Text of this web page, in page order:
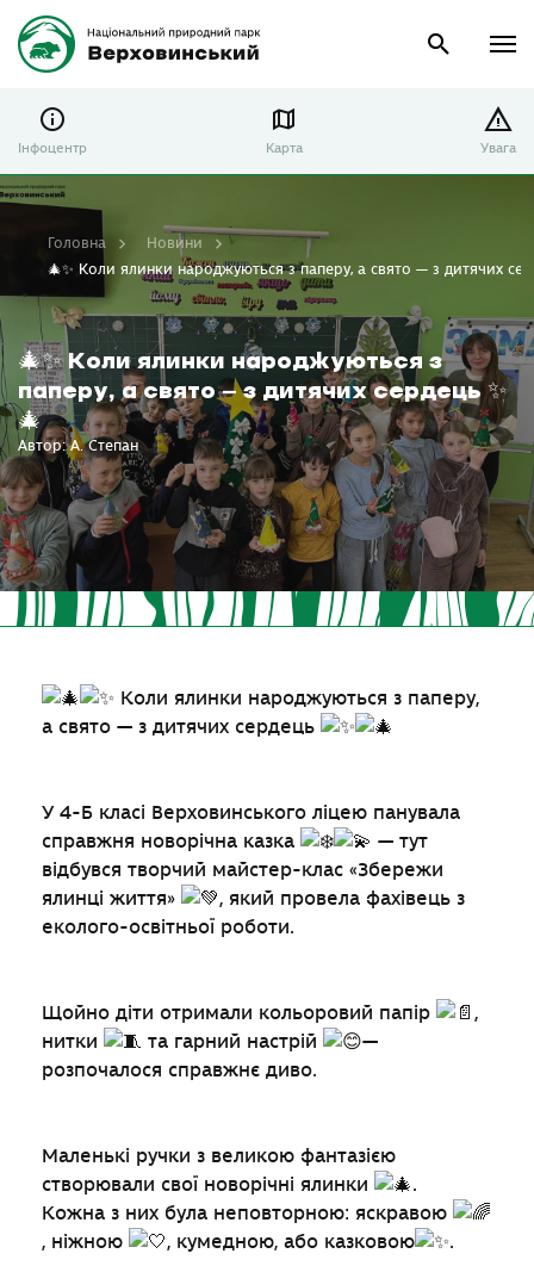
Інфоцентр Карта Увага
🎄✨ Коли ялинки народжуються з
паперу, а свято — з дитячих сердець ✨
🎄
Автор: А. Степан
Головна
Новини
🎄✨ Коли ялинки народжуються з паперу, а свято — з дитячих
Коли ялинки народжуються з паперу,
а свято — з дитячих сердець
У 4-Б класі Верховинського ліцею панувала
справжня новорічна казка
— тут
відбувся творчий майстер-клас «Збережи
ялинці життя»
, який провела фахівець з
еколого-освітньої роботи.
Щойно діти отримали кольоровий папір
,
нитки
та гарний настрій
—
розпочалося справжнє диво.
Маленькі ручки з великою фантазією
створювали свої новорічні ялинки
.
Кожна з них була неповторною: яскравою
, ніжною
, кумедною, або казковою .